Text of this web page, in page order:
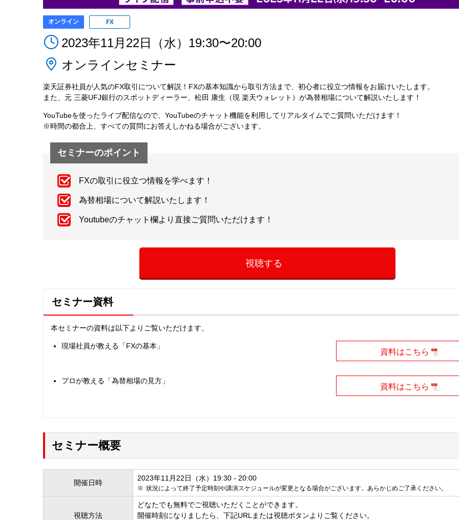
オンライン FX
2023年11月22日（水）19:30〜20:00
オンラインセミナー
楽天証券社員が人気のFX取引について解説！FXの基本知識から取引方法まで、初心者に役立つ情報をお届けいたします。
また、元 三菱UFJ銀行のスポットディーラー、松田 康生（現 楽天ウォレット）が為替相場について解説いたします！
YouTubeを使ったライブ配信なので、YouTubeのチャット機能を利用してリアルタイムでご質問いただけます！
※時間の都合上、すべての質問にお答えしかねる場合がございます。
セミナーのポイント
FXの取引に役立つ情報を学べます！
為替相場について解説いたします！
Youtubeのチャット欄より直接ご質問いただけます！
視聴する
セミナー資料
本セミナーの資料は以下よりご覧いただけます。
現場社員が教える「FXの基本」
資料はこちら
プロが教える「為替相場の見方」
資料はこちら
セミナー概要
開催日時
2023年11月22日（水）19:30 - 20:00
状況によって終了予定時刻や講演スケジュールが変更となる場合がございます。あらかじめご了承ください。
視聴方法
どなたでも無料でご視聴いただくことができます。
開催時刻になりましたら、下記URLまたは視聴ボタンよりご覧ください。